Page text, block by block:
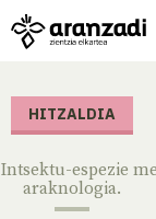
HITZALDIA
Intsektu-espezie
araknologia.